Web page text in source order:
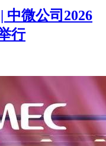
中微公司2026
行